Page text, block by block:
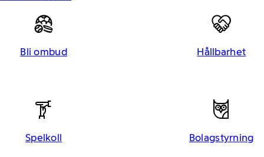
Bli ombud Hållbarhet
Spelkoll Bolagstyrning